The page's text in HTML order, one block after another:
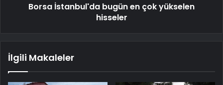
Borsa İstanbul'da bugün en çok yükselen
hisseler
İlgili Makaleler